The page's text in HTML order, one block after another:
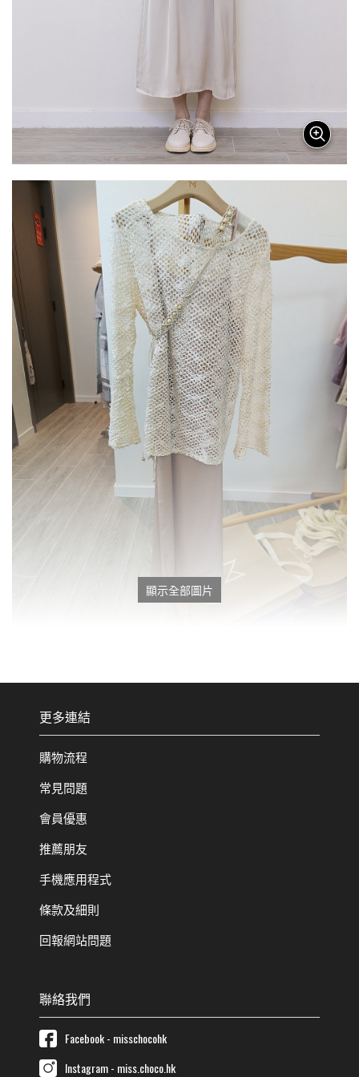
顯示全部圖片
更多連結
購物流程
常見問題
會員優惠
推薦朋友
手機應用程式
條款及細則
回報網站問題
聯絡我們
Facebook - misschocohk
Instagram - miss.choco.hk